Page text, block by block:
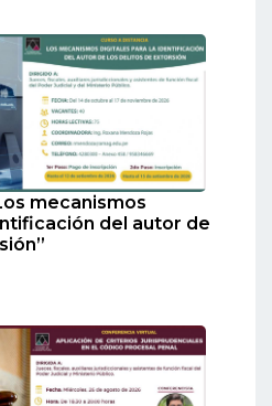
mecanismos
del autor de